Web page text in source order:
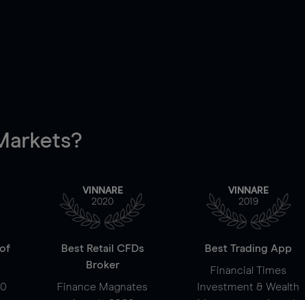
VINNARE
2020
Best Retail CFDs
Broker
Finance Magnates
VINNARE
2019
Best Trading App
Financial Times
Investment & Wealth